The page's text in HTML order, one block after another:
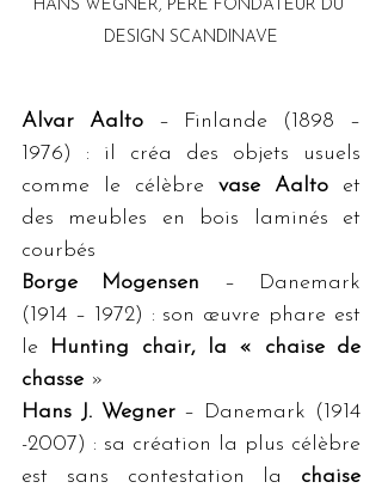
HANS WEGNER, PÈRE FONDATEUR DU
DESIGN SCANDINAVE
Alvar Aalto – Finlande (1898 –
1976) : il créa des objets usuels
comme le célèbre vase Aalto et
des meubles en bois laminés et
courbés
Borge Mogensen – Danemark
(1914 – 1972) : son œuvre phare est
le Hunting chair, la « chaise de
chasse »
Hans J. Wegner – Danemark (1914
-2007) : sa création la plus célèbre
est sans contestation la chaise